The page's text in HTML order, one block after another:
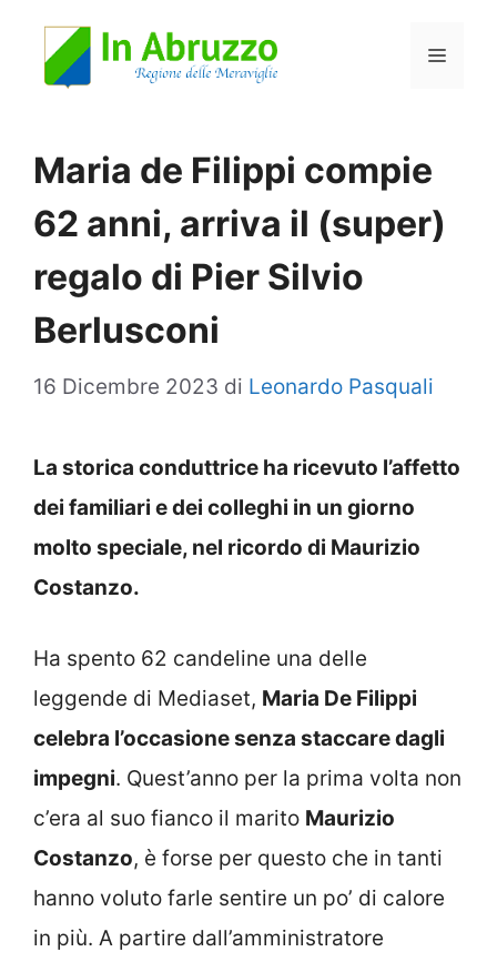
Menu
Maria de Filippi compie
62 anni, arriva il (super)
regalo di Pier Silvio
Berlusconi
16 Dicembre 2023 di Leonardo Pasquali
La storica conduttrice ha ricevuto l’affetto
dei familiari e dei colleghi in un giorno
molto speciale, nel ricordo di Maurizio
Costanzo.
Ha spento 62 candeline una delle
leggende di Mediaset, Maria De Filippi
celebra l’occasione senza staccare dagli
impegni. Quest’anno per la prima volta non
c’era al suo fianco il marito Maurizio
Costanzo, è forse per questo che in tanti
hanno voluto farle sentire un po’ di calore
in più. A partire dall’amministratore